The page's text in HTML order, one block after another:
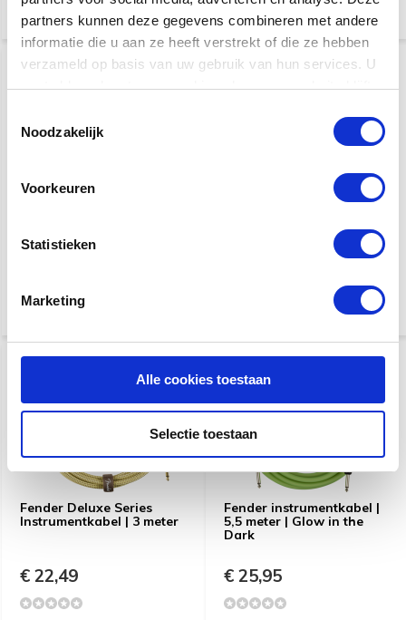
partners kunnen deze gegevens combineren met andere
informatie die u aan ze heeft verstrekt of die ze hebben
verzameld op basis van uw gebruik van hun services. U
gaat akkoord met onze cookies als u onze website blijft
Noodzakelijk
Voorkeuren
Statistieken
Marketing
Alle cookies toestaan
Selectie toestaan
Fender Deluxe Series
Instrumentkabel | 3 meter
€ 22,49
Fender instrumentkabel |
5,5 meter | Glow in the
Dark
€ 25,95